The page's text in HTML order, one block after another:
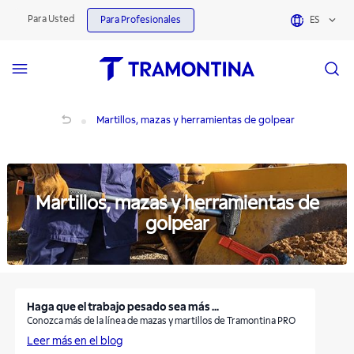
Para Usted Para Profesionales ES
Martillos, mazas y herramientas de golpear
Martillos, mazas y herramientas de
golpear
Haga que el trabajo pesado sea más ...
Conozca más de la línea de mazas y martillos de Tramontina PRO
Leer más en el blog
Martillos, mazas y herramientas de golpear | Tramontina